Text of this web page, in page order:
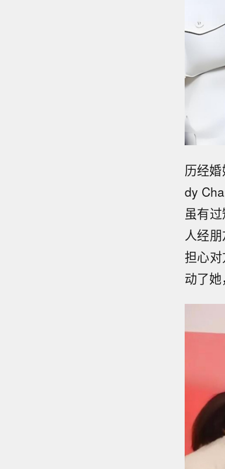
历经
dy
虽有
人经
担心
动了她